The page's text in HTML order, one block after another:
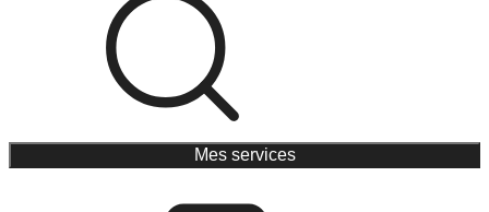
Mes services